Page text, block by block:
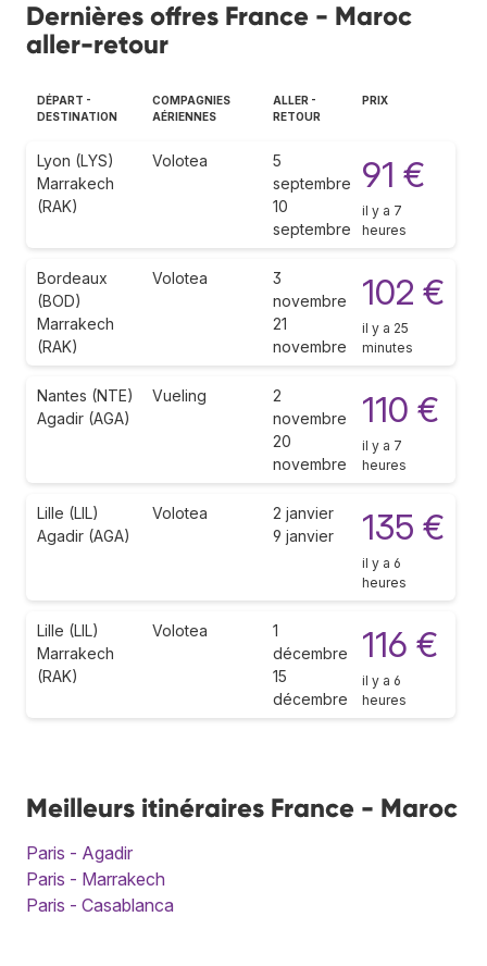
Dernières offres France - Maroc
aller-retour
DÉPART -
DESTINATION
COMPAGNIES
AÉRIENNES
ALLER -
RETOUR
PRIX
Lyon (LYS)
Marrakech
(RAK)
Volotea
5
septembre
10
septembre
91 €
il y a 7
heures
Bordeaux
(BOD)
Marrakech
(RAK)
Volotea
3
novembre
21
novembre
102 €
il y a 25
minutes
Nantes (NTE)
Agadir (AGA)
Vueling
2
novembre
20
novembre
110 €
il y a 7
heures
Lille (LIL)
Agadir (AGA)
Volotea
2 janvier
9 janvier
135 €
il y a 6
heures
Lille (LIL)
Marrakech
(RAK)
Volotea
1
décembre
15
décembre
116 €
il y a 6
heures
Meilleurs itinéraires France - Maroc
Paris - Agadir
Paris - Marrakech
Paris - Casablanca